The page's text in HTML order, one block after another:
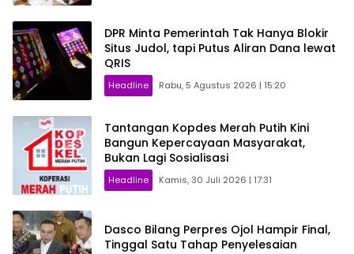
DPR Minta Pemerintah Tak Hanya Blokir
Situs Judol, tapi Putus Aliran Dana lewat
QRIS
Headline Rabu, 5 Agustus 2026 | 15:20
Tantangan Kopdes Merah Putih Kini
Bangun Kepercayaan Masyarakat,
Bukan Lagi Sosialisasi
Headline Kamis, 30 Juli 2026 | 17:31
Dasco Bilang Perpres Ojol Hampir Final,
Tinggal Satu Tahap Penyelesaian